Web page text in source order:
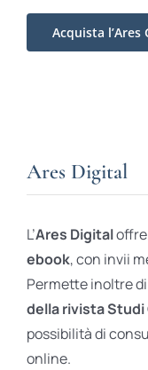
Acquista l’Ares
Ares Digital
L’Ares Digitaloffre
ebook, con invii
Permette inoltre
della rivista
possibilità di
online.